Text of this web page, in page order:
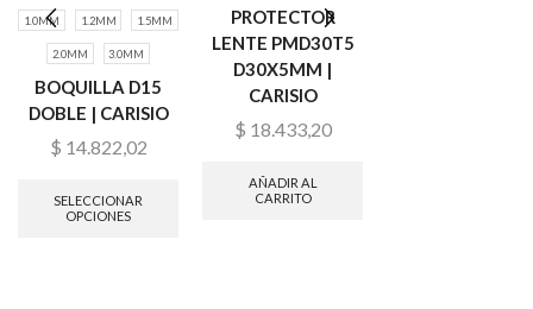
1.0MM 1.2MM 1.5MM
2.0MM 3.0MM
BOQUILLA D15
DOBLE | CARISIO
$ 14.822,02
SELECCIONAR
OPCIONES
PROTECTOR
LENTE PMD30T5
D30X5MM |
CARISIO
$ 18.433,20
AÑADIR AL
CARRITO